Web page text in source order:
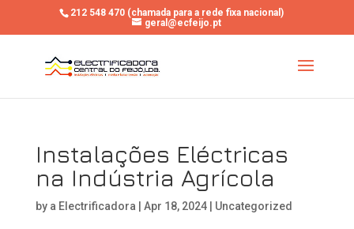
212 548 470 (chamada para a rede fixa nacional)
geral@ecfeijo.pt
Instalações Eléctricas
na Indústria Agrícola
by a Electrificadora Apr 18, 2024| Uncategorized